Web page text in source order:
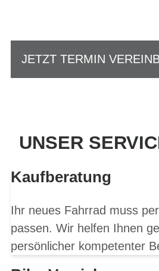
JETZT TERMIN
UNSER
Kaufberatung
Ihr neues Fahrrad muss
passen. Wir helfen Ihnen
persönlicher kompetenter